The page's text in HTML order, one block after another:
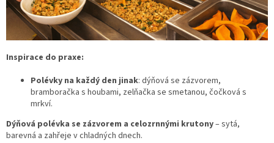
Inspirace do praxe:
Polévky na každý den jinak: dýňová se zázvorem,
bramboračka s houbami, zelňačka se smetanou, čočková s
mrkví.
Dýňová polévka se zázvorem a celozrnnými krutony– sytá,
barevná a zahřeje v chladných dnech.